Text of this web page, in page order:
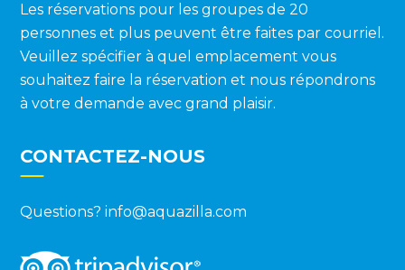
Les réservations pour les groupes de 20
personnes et plus peuvent être faites par courriel.
Veuillez spécifier à quel emplacement vous
souhaitez faire la réservation et nous répondrons
à votre demande avec grand plaisir.
CONTACTEZ-NOUS
Questions?info@aquazilla.com